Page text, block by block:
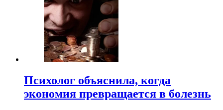
Психолог объяснила, когда
экономия превращается в болезнь